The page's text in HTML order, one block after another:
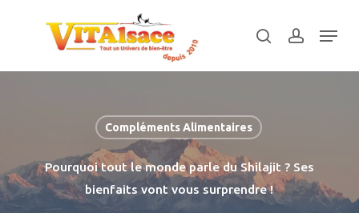
content
searchaccount
Menu
Compléments Alimentaires
Pourquoi tout le monde parle du Shilajit ? Ses
bienfaits vont vous surprendre !
Menu